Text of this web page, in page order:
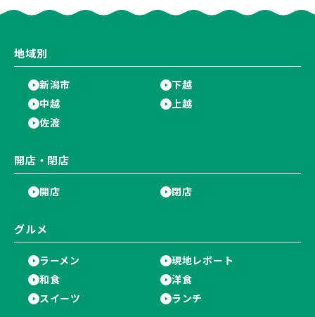
地域別
新潟市
下越
中越
上越
佐渡
開店・閉店
開店 閉店
グルメ
ラーメン
現地レポート
和食
洋食
スイーツ
ランチ